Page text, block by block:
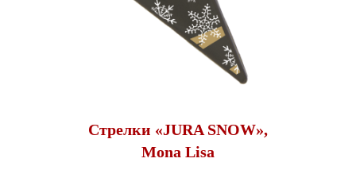
Стрелки «JURA SNOW»,
Mona Lisa